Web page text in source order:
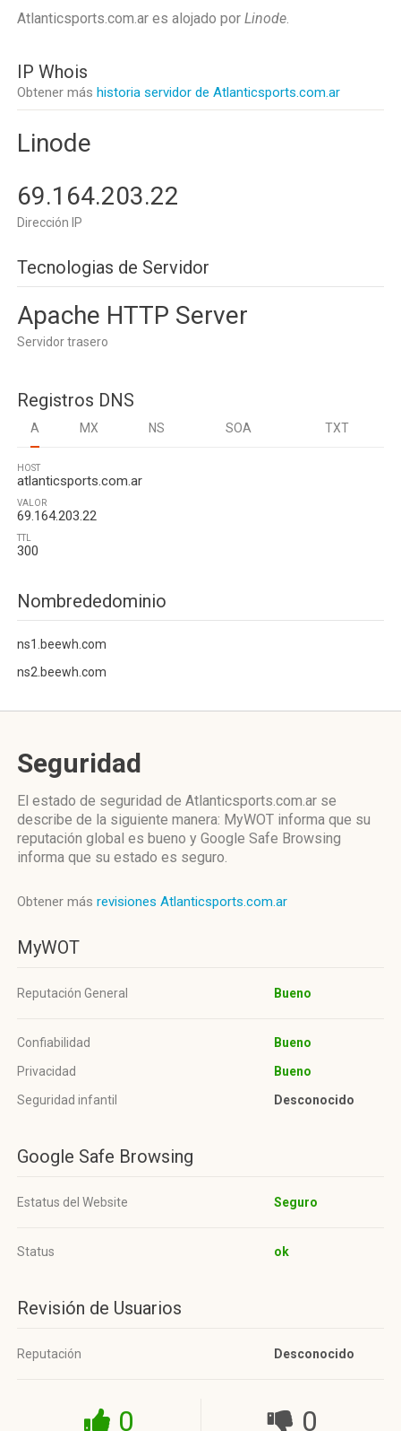
Atlanticsports.com.ar es alojado por Linode.
IP Whois
Obtener más historia servidor de Atlanticsports.com.ar
Linode
69.164.203.22
Dirección IP
Tecnologias de Servidor
Apache HTTP Server
Servidor trasero
Registros DNS
A MX NS SOA TXT
HOST
atlanticsports.com.ar
VALOR
69.164.203.22
TTL
300
Nombrededominio
ns1.beewh.com
ns2.beewh.com
Seguridad
El estado de seguridad de Atlanticsports.com.ar se
describe de la siguiente manera: MyWOT informa que su
reputación global es bueno y Google Safe Browsing
informa que su estado es seguro.
Obtener más revisiones Atlanticsports.com.ar
MyWOT
Reputación General Bueno
Confiabilidad
Bueno
Privacidad
Bueno
Seguridad infantil
Desconocido
Google Safe Browsing
Estatus del Website Seguro
Status ok
Revisión de Usuarios
Reputación Desconocido
0 0